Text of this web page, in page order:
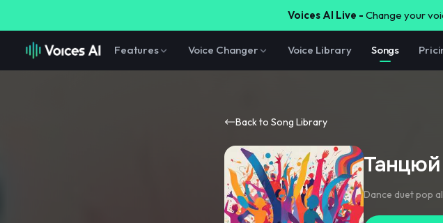
Voices AI Live - Change your
Features Voice Changer Voice Library Songs
Back to Song Library
Танцюй